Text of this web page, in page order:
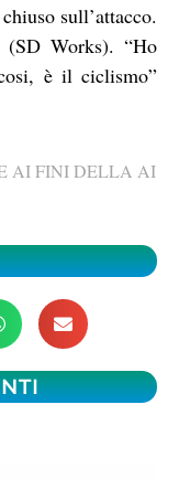
sull’attacco.
Works). “Ho
è il ciclismo”
AI FINI DELLA AI